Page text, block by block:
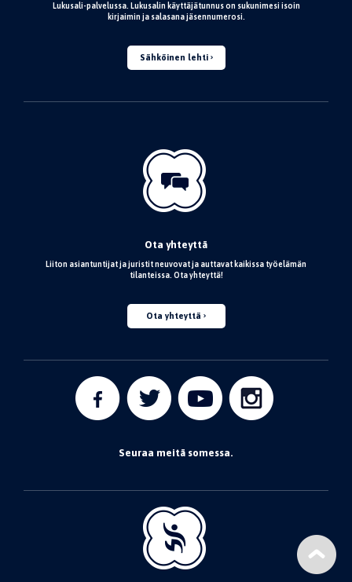
Lukusali-palvelussa. Lukusalin käyttäjätunnus on sukunimesi isoin
kirjaimin ja salasana jäsennumerosi.
Sähköinen lehti
Ota yhteyttä
Liiton asiantuntijat ja juristit neuvovat ja auttavat kaikissa työelämän
tilanteissa. Ota yhteyttä!
Ota yhteyttä
Seuraa meitä somessa.